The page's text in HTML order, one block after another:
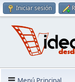
Iniciar sesión